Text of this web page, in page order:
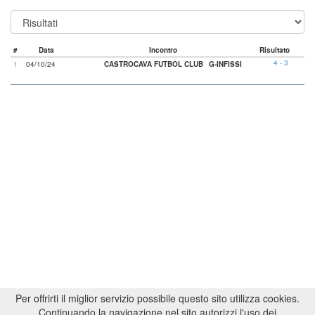
# Data Incontro
Risultato
1
04/10/24 CASTROCAVA FUTBOL CLUB G-INFISSI 4 - 3
Per offrirti il miglior servizio possibile questo sito utilizza cookies.
Continuando la navigazione nel sito autorizzi l'uso dei